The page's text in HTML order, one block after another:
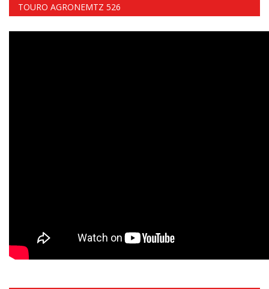
TOURO AGRONEMTZ 526